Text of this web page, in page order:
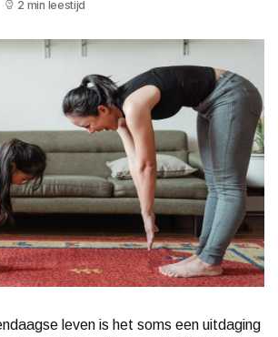
2 min leestijd
leven is het soms een uitdaging